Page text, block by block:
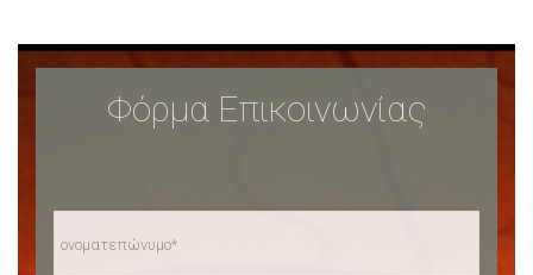
Φόρμα Επικοινωνίας